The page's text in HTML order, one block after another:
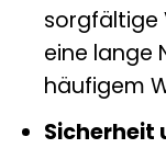
sorgfältige
eine lange
häufigem
Sicherheit